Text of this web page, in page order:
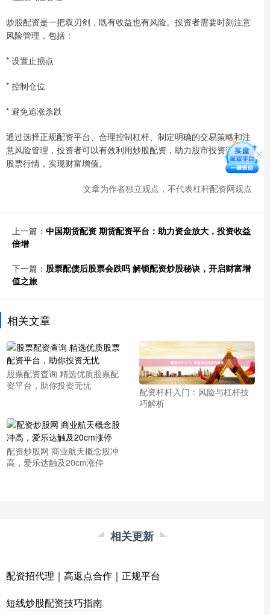
炒股配资是一把双刃剑，既有收益也有风险。投资者需要时刻注意
风险管理，包括：
* 设置止损点
* 控制仓位
* 避免追涨杀跌
通过选择正规配资平台、合理控制杠杆、制定明确的交易策略和注
意风险管理，投资者可以有效利用炒股配资，助力股市投资证券etf
股票行情，实现财富增值。
文章为作者独立观点，不代表杠杆配资网观点
上一篇： 中国期货配资 期货配资平台：助力资金放大，投资收益
倍增
下一篇： 股票配债后股票会跌吗 解锁配资炒股秘诀，开启财富增
值之旅
相关文章
股票配资查询 精选优质股票配
资平台，助你投资无忧
配资杆杆入门：风险与杠杆技
巧解析
配资炒股网 商业航天概念股冲
高，爱乐达触及20cm涨停
相关更新
配资招代理｜高返点合作｜正规平台
短线炒股配资技巧指南